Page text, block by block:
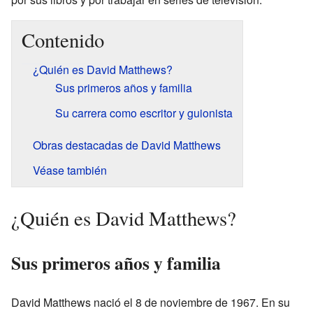
Contenido
¿Quién es David Matthews?
Sus primeros años y familia
Su carrera como escritor y guionista
Obras destacadas de David Matthews
Véase también
¿Quién es David Matthews?
Sus primeros años y familia
David Matthews nació el 8 de noviembre de 1967. En su